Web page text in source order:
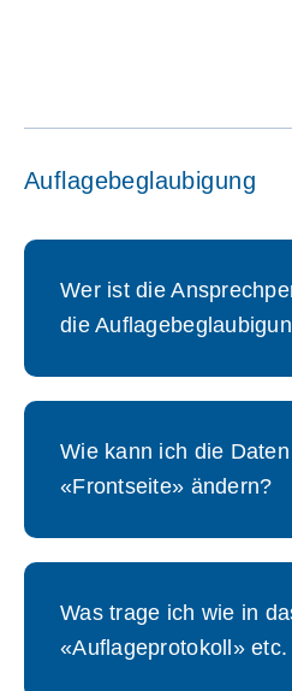
Auflagebeglaubigung
Wer ist die
die
Wie kann ich die
«Frontseite» ändern?
Was trage ich wie in
«Auflageprotokoll» etc.